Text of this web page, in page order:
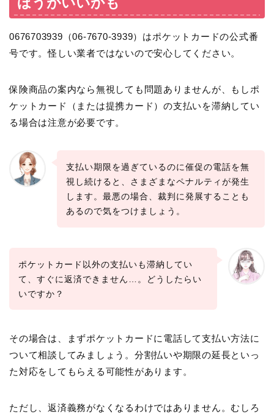
0676703939（06-7670-3939）はポケットカードの公式番
号です。怪しい業者ではないので安心してください。
保険商品の案内なら無視しても問題ありませんが、もしポ
ケットカード（または提携カード）の支払いを滞納してい
る場合は注意が必要です。
支払い期限を過ぎているのに催促の電話を無
視し続けると、さまざまなペナルティが発生
します。最悪の場合、裁判に発展することも
あるので気をつけましょう。
ポケットカード以外の支払いも滞納してい
て、すぐに返済できません…。どうしたらい
いですか？
その場合は、まずポケットカードに電話して支払い方法に
ついて相談してみましょう。分割払いや期限の延長といっ
た対応をしてもらえる可能性があります。
ただし、返済義務がなくなるわけではありません。むしろ